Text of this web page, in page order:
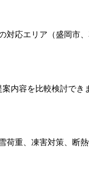
応エリア（盛岡市
内容を比較検討で
重、凍害対策、断